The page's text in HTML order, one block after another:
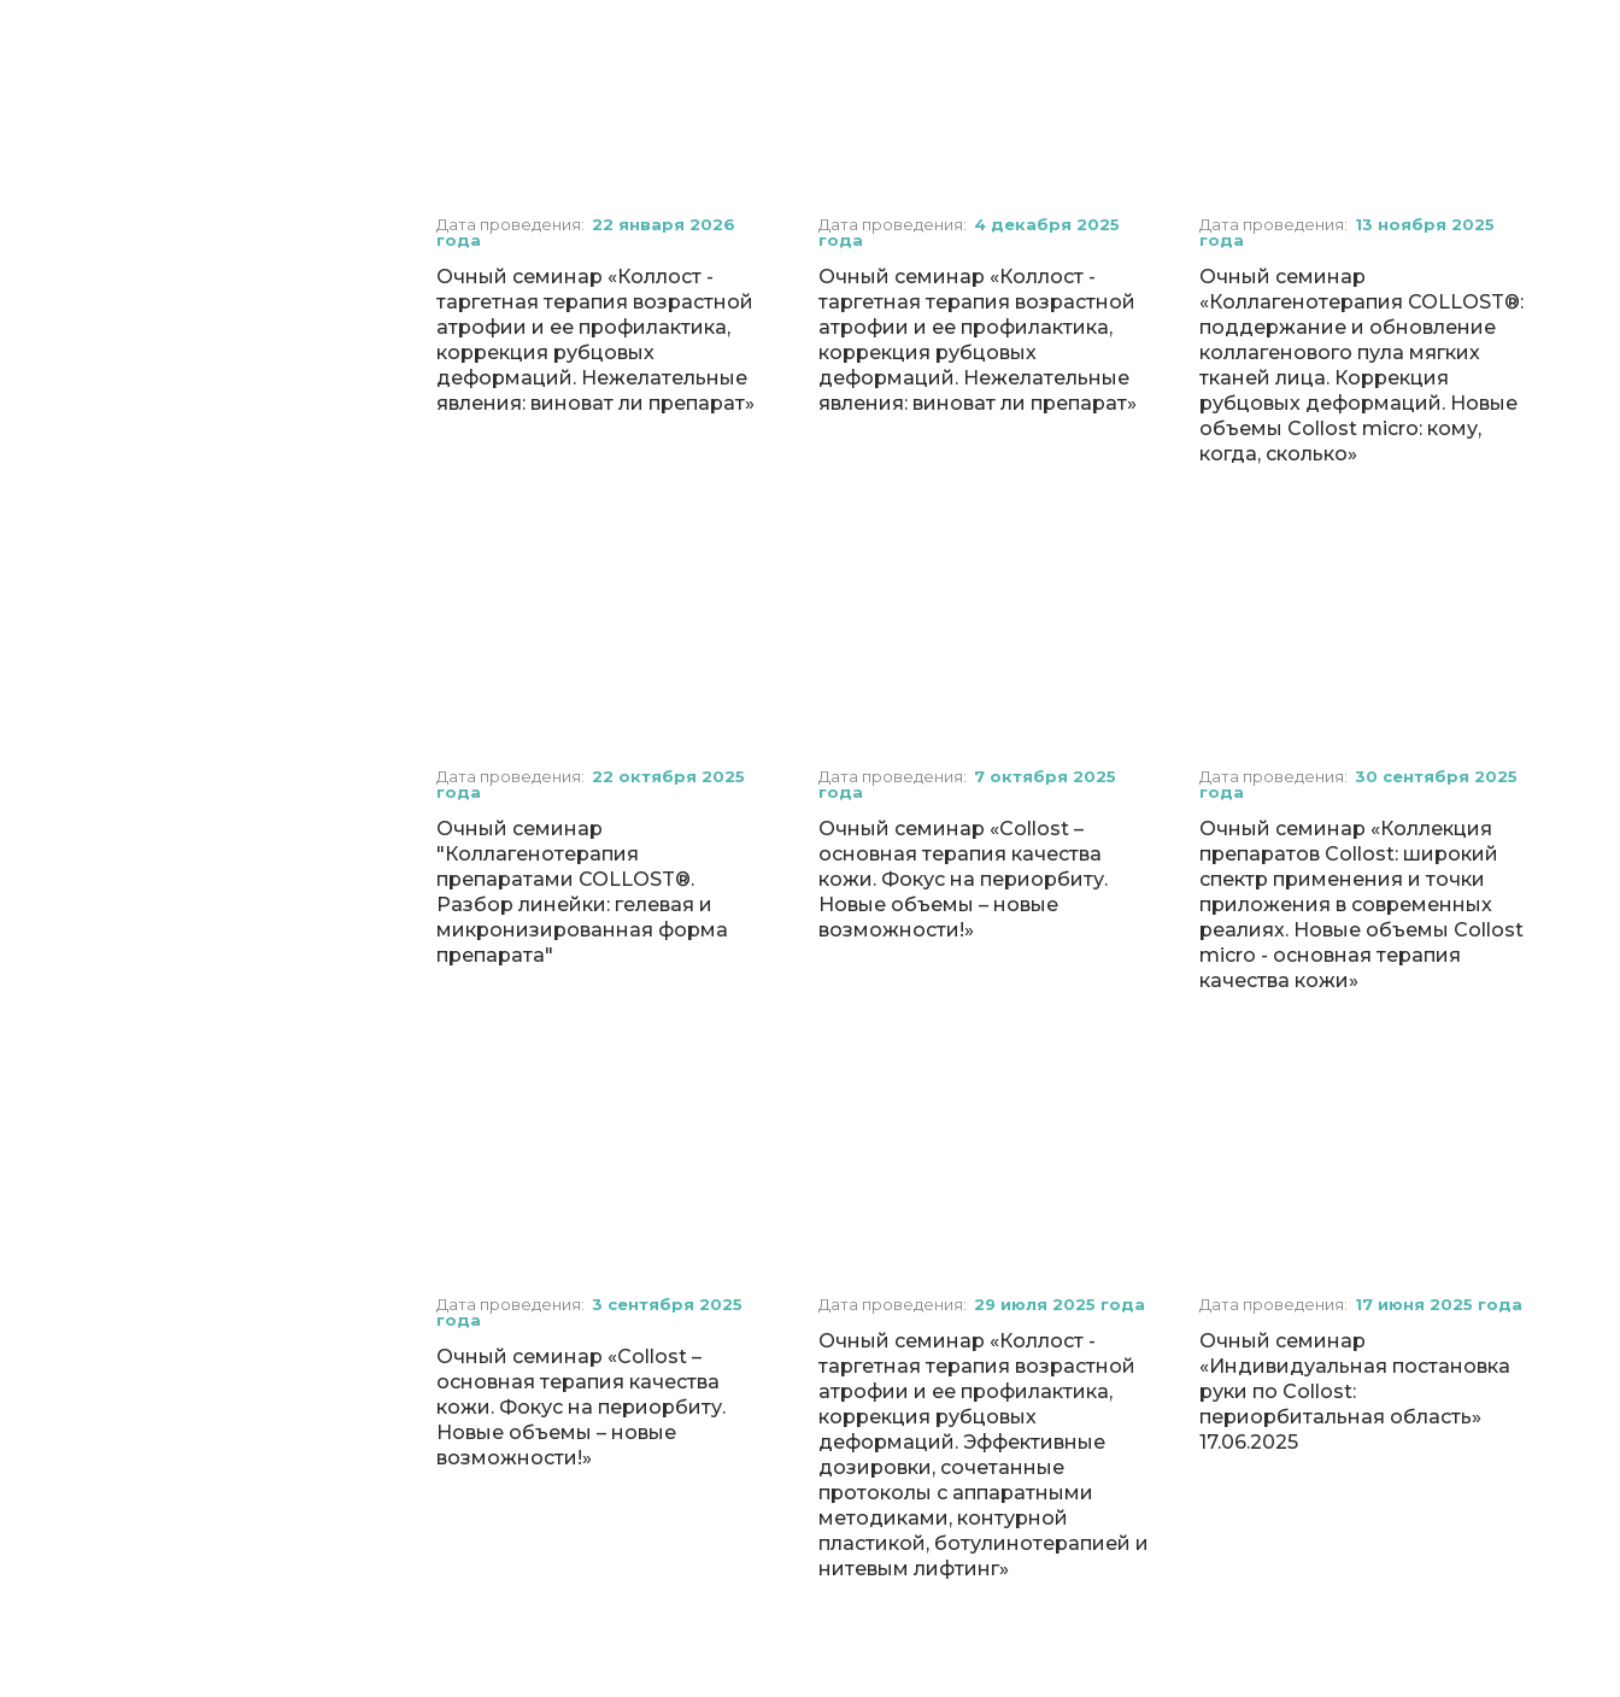
Дата проведения: 22 января 2026
года
Очный семинар «Коллост -
таргетная терапия возрастной
атрофии и ее профилактика,
коррекция рубцовых
деформаций. Нежелательные
явления: виноват ли препарат»
Дата проведения: 4 декабря 2025
года
Очный семинар «Коллост -
таргетная терапия возрастной
атрофии и ее профилактика,
коррекция рубцовых
деформаций. Нежелательные
явления: виноват ли препарат»
Дата проведения: 13 ноября 2025
года
Очный семинар
«Коллагенотерапия COLLOST®️:
поддержание и обновление
коллагенового пула мягких
тканей лица. Коррекция
рубцовых деформаций. Новые
объемы Collost micro: кому,
когда, сколько»
Дата проведения: 22 октября 2025
года
Очный семинар
"Коллагенотерапия
препаратами COLLOST®️.
Разбор линейки: гелевая и
микронизированная форма
препарата"
Дата проведения: 7 октября 2025
года
Очный семинар «Collost –
основная терапия качества
кожи. Фокус на периорбиту.
Новые объемы – новые
возможности!»
Дата проведения: 30 сентября 2025
года
Очный семинар «Коллекция
препаратов Collost: широкий
спектр применения и точки
приложения в современных
реалиях. Новые объемы Сollost
micro - основная терапия
качества кожи»
Дата проведения: 3 сентября 2025
года
Очный семинар «Collost –
основная терапия качества
кожи. Фокус на периорбиту.
Новые объемы – новые
возможности!»
Дата проведения: 29 июля 2025 года
Очный семинар «Коллост -
таргетная терапия возрастной
атрофии и ее профилактика,
коррекция рубцовых
деформаций. Эффективные
дозировки, сочетанные
протоколы с аппаратными
методиками, контурной
пластикой, ботулинотерапией и
нитевым лифтинг»
Дата проведения: 17 июня 2025 года
Очный семинар
«Индивидуальная постановка
руки по Collost:
периорбитальная область»
17.06.2025